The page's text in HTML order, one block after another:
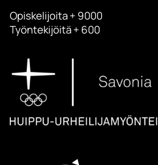
Opiskelijoita + 9000
Työntekijöitä + 600